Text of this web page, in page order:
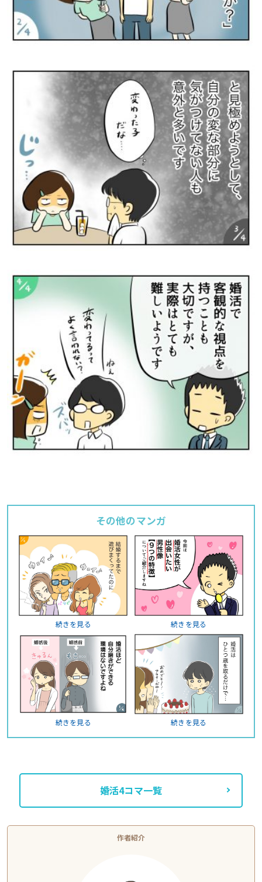
その他のマンガ
続きを見る 続きを見る
続きを見る 続きを見る
婚活4コマ一覧
作者紹介